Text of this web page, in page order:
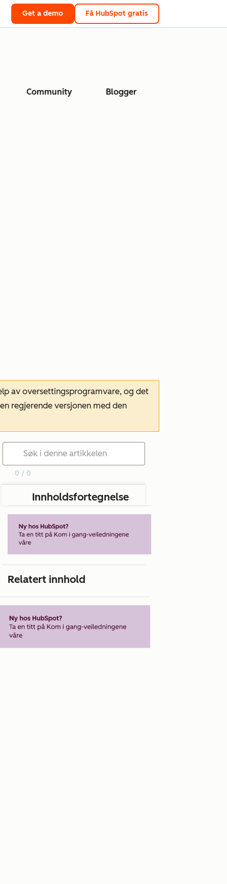
Get a demo Få HubSpot gratis
Community Blogger
av oversettingsprogramvare, og det
regjerende versjonen med den
0 / 0
Innholdsfortegnelse
Relatert innhold